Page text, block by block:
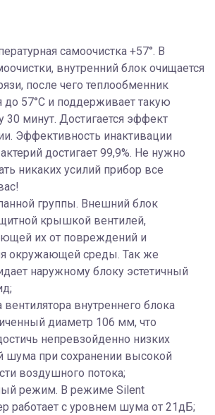
самоочистка +57°. В
внутренний блок очищается
после чего теплообменник
до 57°С и поддерживает такую
30 минут. Достигается эффект
Эффективность инактивации
достигает 99,9%. Не нужно
никаких усилий прибор все
группы. Внешний блок
крышкой вентилей,
их от повреждений и
окружающей среды. Так же
наружному блоку эстетичный
внутреннего блока
диаметр 106 мм, что
непревзойденно низких
шума при сохранении высокой
воздушного потока;
режим. В режиме Silent
работает с уровнем шума от 21дБ;